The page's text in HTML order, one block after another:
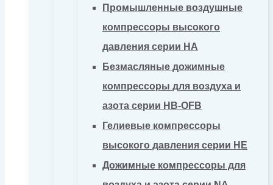
Промышленные воздушные
компрессоры высокого
давления серии HA
Безмасляные дожимные
компрессоры для воздуха и
азота серии HB-OFB
Гелиевые компрессоры
высокого давления серии HE
Дожимные компрессоры для